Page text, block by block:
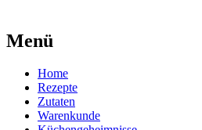
Menü
Home
Rezepte
Zutaten
Warenkunde